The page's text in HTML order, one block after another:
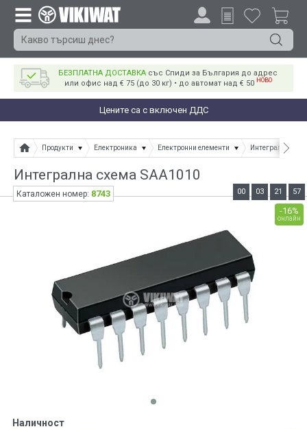
БЕЗПЛАТНА ДОСТАВКА със Спиди за България до адрес
или офис над € 75 (до 30 кг) • до автомат над € 50 НОВО
Цените са с включен ДДС
Продукти Електроника Електронни елементи Интегрални
Интегрална схема SAA1010
Наличност
-16%
онлайн
00 03 21 57
Каталожен номер: 8743